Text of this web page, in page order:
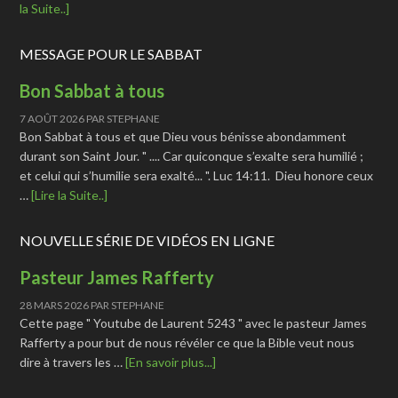
la Suite..]
MESSAGE POUR LE SABBAT
Bon Sabbat à tous
7 AOÛT 2026 PAR STEPHANE
Bon Sabbat à tous et que Dieu vous bénisse abondamment
durant son Saint Jour. " .... Car quiconque s’exalte sera humilié ;
et celui qui s’humilie sera exalté... ". Luc 14:11. Dieu honore ceux
…[Lire la Suite..]
NOUVELLE SÉRIE DE VIDÉOS EN LIGNE
Pasteur James Rafferty
28 MARS 2026 PAR STEPHANE
Cette page " Youtube de Laurent 5243 " avec le pasteur James
Rafferty a pour but de nous révéler ce que la Bible veut nous
dire à travers les …[En savoir plus...]